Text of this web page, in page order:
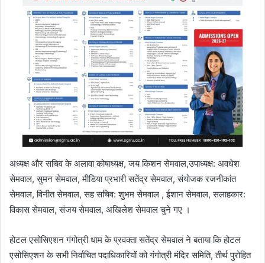
अध्यक्ष और सचिव के अलावा कोषाध्यक्ष, जय किशन सेमवाल,उपाध्यक्ष: अवधेश
सेमवाल, सुमन सेमवाल, मीडिया प्रभारी सतेंद्र सेमवाल, संयोजक रजनीकांत
सेमवाल, विनीत सेमवाल, सह सचिव: शुभम सेमवाल , ईशान सेमवाल, सलाहकार:
विकास सेमवाल, संजय सेमवाल, अखिलेश सेमवाल चुने गए ।
होटल एसोसिएशन गंगोत्री धाम के प्रवक्ता सतेंद्र सेमवाल ने बताया कि होटल
एसोसिएशन के सभी निर्वाचित पदाधिकारियों को गंगोत्री मंदिर समिति, तीर्थ पुरोहित